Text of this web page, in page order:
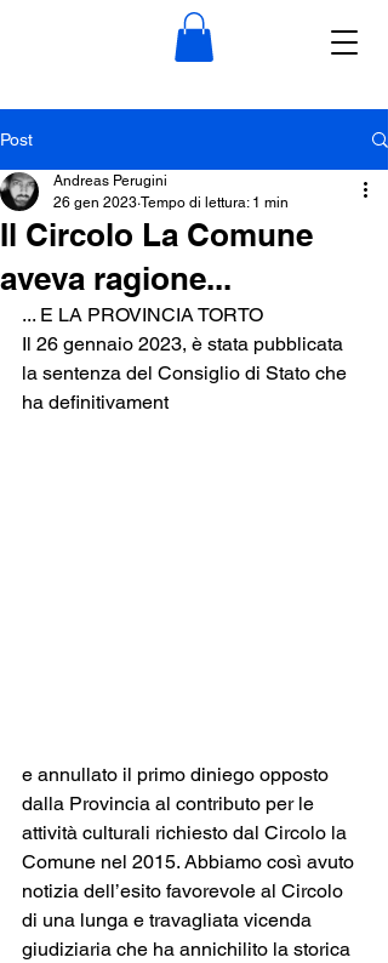
Post
Il Circolo La Comune
aveva ragione...
Andreas Perugini
26 gen 2023 Tempo di lettura: 1 min
... E LA PROVINCIA TORTO
Il 26 gennaio 2023, è stata pubblicata
la sentenza del Consiglio di Stato che
ha definitivament
e annullato il primo diniego opposto
dalla Provincia al contributo per le
attività culturali richiesto dal Circolo la
Comune nel 2015. Abbiamo così avuto
notizia dell’esito favorevole al Circolo
di una lunga e travagliata vicenda
giudiziaria che ha annichilito la storica